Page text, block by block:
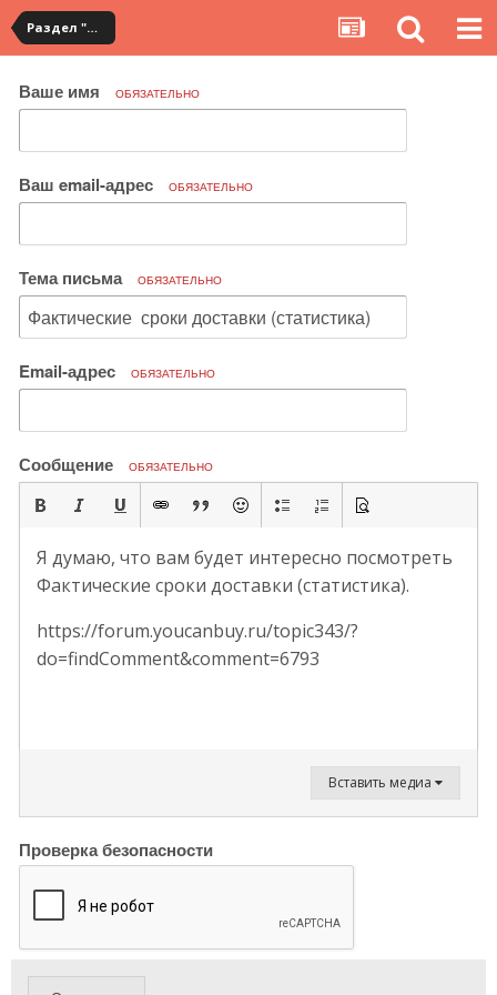
Раздел "Мои посылки" на сервисе YouCanBuy
Ваше имя ОБЯЗАТЕЛЬНО
Ваш email-адрес ОБЯЗАТЕЛЬНО
Тема письма ОБЯЗАТЕЛЬНО
Email-адрес ОБЯЗАТЕЛЬНО
Сообщение ОБЯЗАТЕЛЬНО
Я думаю, что вам будет интересно посмотреть
Фактические сроки доставки (статистика).
https://forum.youcanbuy.ru/topic343/?
do=findComment&comment=6793
Вставить медиа
Проверка безопасности